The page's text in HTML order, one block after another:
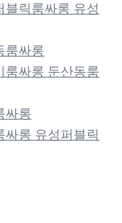
블릭룸싸롱 유성
룸싸롱
룸싸롱 둔산동룸
싸롱
싸롱 유성퍼블릭